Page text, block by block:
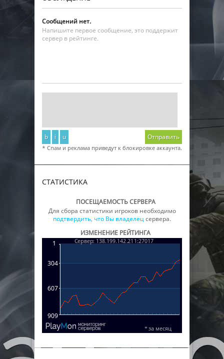
Сообщений нет.
Напишите первое сообщение, это поддержит
сервер в рейтинге.
b i u Отправить
* Спам и реклама приведут к блокировке аккаунта.
СТАТИСТИКА
ПОСЕЩАЕМОСТЬ СЕРВЕРА
Для сбора статистики игроков необходимо
подтвердить, что Вы владелецсервера.
ИЗМЕНЕНИЕ РЕЙТИНГА